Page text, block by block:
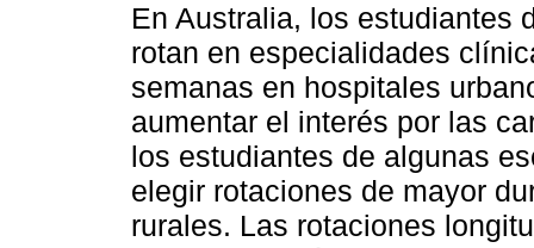
En Australia, los estudiantes
rotan en especialidades
semanas en hospitales
aumentar el interés por las
los estudiantes de algunas
elegir rotaciones de mayor
rurales. Las rotaciones